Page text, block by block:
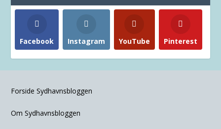
Facebook Instagram YouTube Pinterest
Forside Sydhavnsbloggen
Om Sydhavnsbloggen